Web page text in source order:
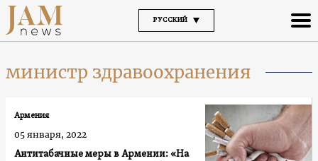
РУССКИЙ
министр здравоохранения
Антитабачные меры в Армении: «На
Армения
05 января, 2022